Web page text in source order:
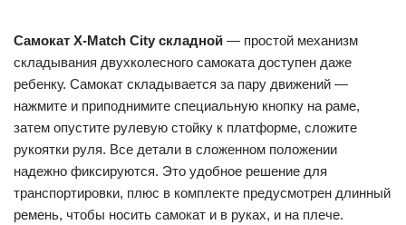
Самокат X-Match City складной — простой механизм
складывания двухколесного самоката доступен даже
ребенку. Самокат складывается за пару движений —
нажмите и приподнимите специальную кнопку на раме,
затем опустите рулевую стойку к платформе, сложите
рукоятки руля. Все детали в сложенном положении
надежно фиксируются. Это удобное решение для
транспортировки, плюс в комплекте предусмотрен длинный
ремень, чтобы носить самокат и в руках, и на плече.